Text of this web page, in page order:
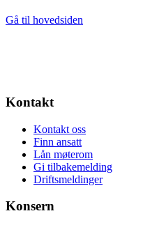
Gå til hovedsiden
Kontakt
Kontakt oss
Finn ansatt
Lån møterom
Gi tilbakemelding
Driftsmeldinger
Konsern